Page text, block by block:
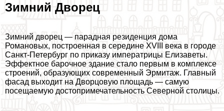
Зимний Дворец
Зимний дворец — парадная резиденция дома
Романовых, построенная в середине XVIII века в городе
Санкт-Петербург по приказу императрицы Елизаветы.
Эффектное барочное здание стало первым в комплексе
строений, образующих современный Эрмитаж. Главный
фасад выходит на Дворцовую площадь — самую
посещаемую достопримечательность Северной столицы.